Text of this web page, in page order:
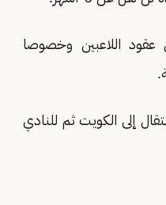
عقود اللاعبين وخصوصا
إلى الكويت ثم للنادي